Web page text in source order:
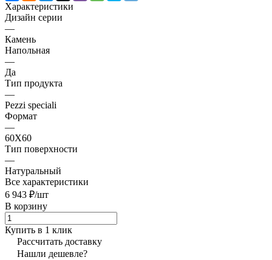
Характеристики
Дизайн серии
—
Камень
Напольная
—
Да
Тип продукта
—
Pezzi speciali
Формат
—
60X60
Тип поверхности
—
Натуральный
Все характеристики
6 943 ₽/шт
В корзину
Купить в 1 клик
Рассчитать доставку
Нашли дешевле?